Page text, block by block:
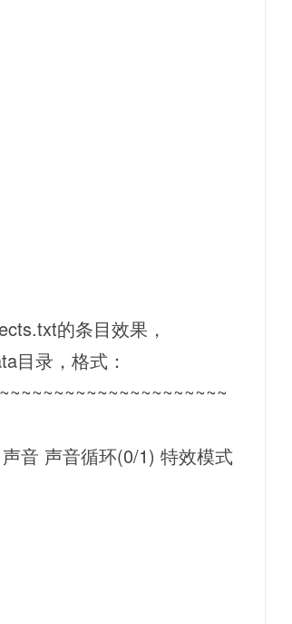
的条目效果，
目录，格式：
音 声音循环(0/1) 特效模式